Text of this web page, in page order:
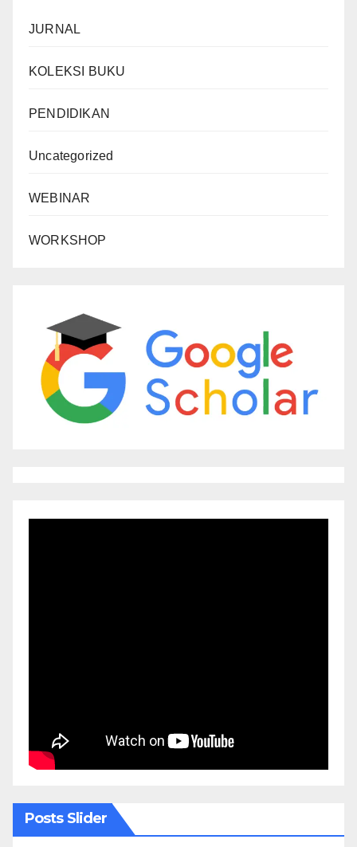
JURNAL
KOLEKSI BUKU
PENDIDIKAN
Uncategorized
WEBINAR
WORKSHOP
Posts Slider